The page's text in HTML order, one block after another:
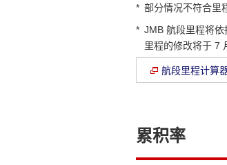
* 部分情况不符合里
* JMB 航段里程将依
里程的修改将于 7
航段里程计算
累积率